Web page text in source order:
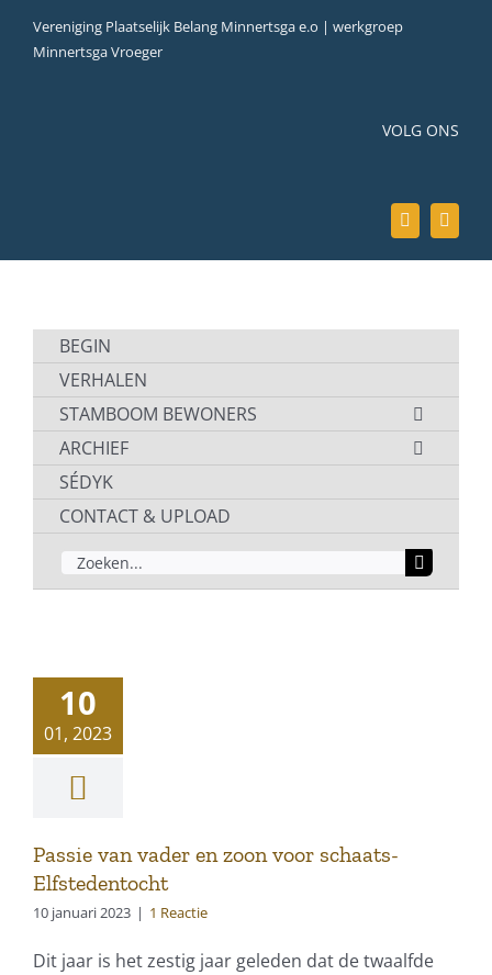
naar
Vereniging Plaatselijk Belang Minnertsga e.o | werkgroep
Minnertsga Vroeger
VOLG ONS
BEGIN
VERHALEN
STAMBOOM BEWONERS
ARCHIEF
SÉDYK
CONTACT & UPLOAD
ZOEKEN
NAAR:
10
01, 2023
Passie van vader en zoon voor schaats-
Elfstedentocht
10 januari 2023 | 1 Reactie
Dit jaar is het zestig jaar geleden dat de twaalfde